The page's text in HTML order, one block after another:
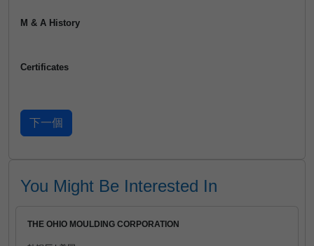
M & A History
Certificates
You Might Be Interested In
THE OHIO MOULDING CORPORATION